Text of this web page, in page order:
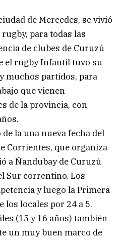
de Mercedes, se vivió
para todas las
de clubes de Curuzú
el rugby Infantil tuvo su
muchos partidos, para
que vienen
de la provincia, con
la una nueva fecha del
Corrientes, que organiza
a Ñandubay de Curuzú
Sur correntino. Los
y luego la Primera
los locales por 24 a 5.
(15 y 16 años) también
un muy buen marco de